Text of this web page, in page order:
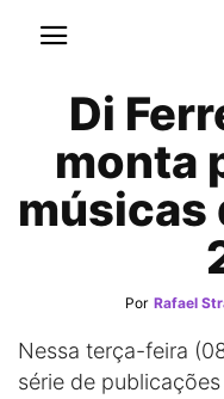
Di
monta
músicas
Por Rafael
Nessa terça-feira
série de